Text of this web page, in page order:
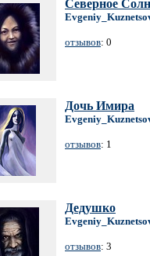
Северное
отзывов: 0
Дочь Имира
отзывов: 1
Дедушко
отзывов: 3